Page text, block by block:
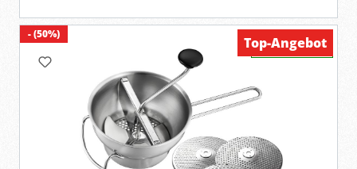
- (50%)
Verfügbar
Top-Angebot